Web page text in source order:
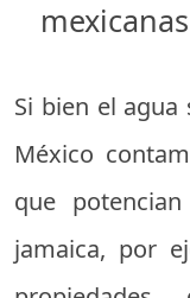
Si bien el
México
que
jamaica, por